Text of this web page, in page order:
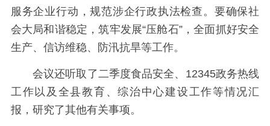
服务企业行动，规范涉企行政执法检查。要确保社
会大局和谐稳定，筑牢发展“压舱石”，全面抓好安全
生产、信访维稳、防汛抗旱等工作。
会议还听取了二季度食品安全、12345政务热线
工作以及全县教育、综治中心建设工作等情况汇
报，研究了其他有关事项。